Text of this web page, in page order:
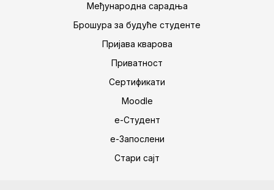
Међународна сарадња
Брошура за будуће студенте
Пријава кварова
Приватност
Сертификати
Moodle
е-Студент
е-Запослени
Стари сајт